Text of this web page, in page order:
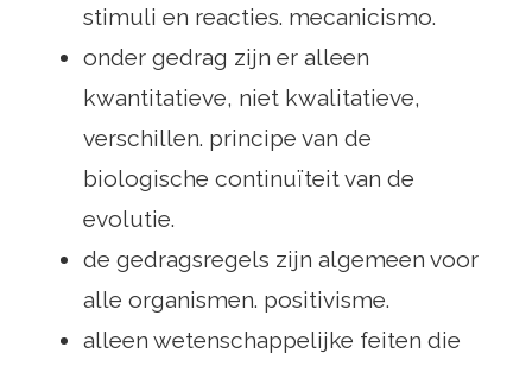
stimuli en reacties. mecanicismo.
onder gedrag zijn er alleen
kwantitatieve, niet kwalitatieve,
verschillen. principe van de
biologische continuïteit van de
evolutie.
de gedragsregels zijn algemeen voor
alle organismen. positivisme.
alleen wetenschappelijke feiten die